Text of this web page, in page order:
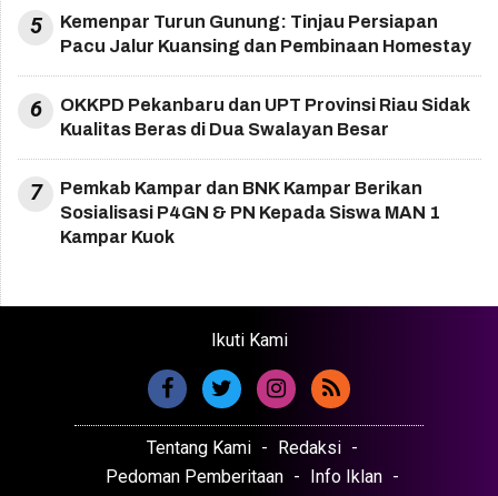
5
Kemenpar Turun Gunung: Tinjau Persiapan
Pacu Jalur Kuansing dan Pembinaan Homestay
6
OKKPD Pekanbaru dan UPT Provinsi Riau Sidak
Kualitas Beras di Dua Swalayan Besar
7
Pemkab Kampar dan BNK Kampar Berikan
Sosialisasi P4GN & PN Kepada Siswa MAN 1
Kampar Kuok
Ikuti Kami
Tentang Kami
Redaksi
Pedoman Pemberitaan
Info Iklan